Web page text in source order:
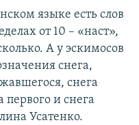
языке есть слов
от 10 – «наст»,
А у эскимосов
снега,
снега
первого и снега
Усатенко.